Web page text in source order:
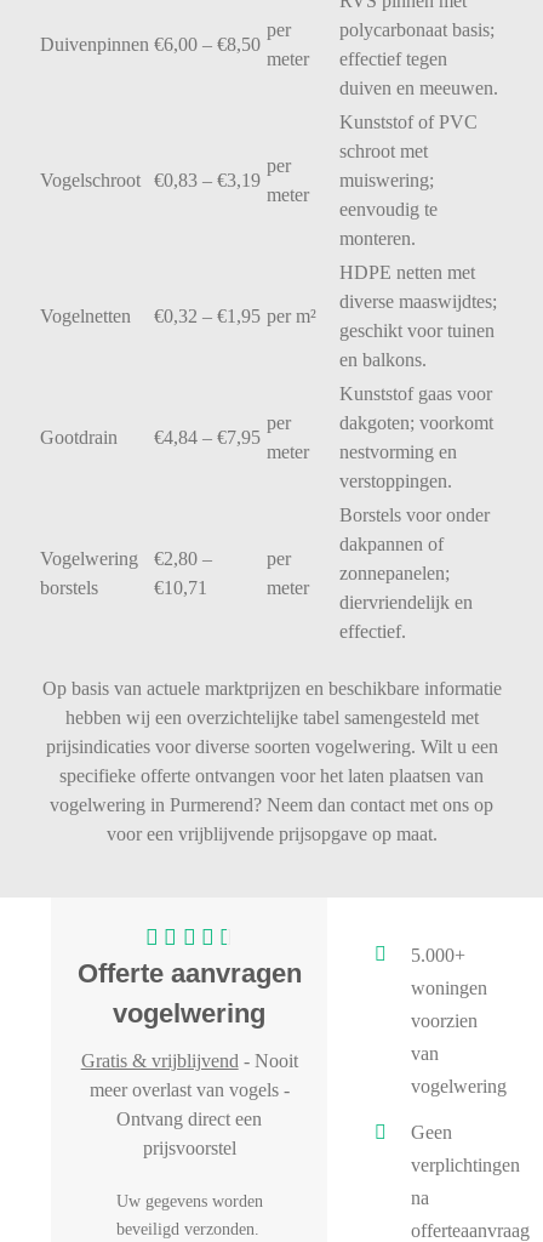
Duivenpinnen €6,00 – €8,50
per
meter
polycarbonaat basis;
effectieftegen
duiven en meeuwen.
Vogelschroot €0,83 – €3,19
per
meter
KunststofofPVC
schroot met
muiswering;
eenvoudig te
monteren.
Vogelnetten €0,32 – €1,95 per m²
HDPE netten met
diverse maaswijdtes;
geschikt voor tuinen
en balkons.
Gootdrain €4,84 – €7,95
per
meter
Kunststof gaas voor
dakgoten; voorkomt
nestvorming en
verstoppingen.
Vogelwering
borstels
€2,80 –
€10,71
per
meter
Borstels voor onder
dakpannen of
zonnepanelen;
diervriendelijk en
effectief.
Op basis van actuele marktprijzen en beschikbare informatie
hebben wij een overzichtelijke tabel samengesteld met
prijsindicaties voor diverse soorten vogelwering. Wilt u een
specifieke offerte ontvangen voor het laten plaatsen van
vogelwering in Purmerend? Neem dan contact met ons op
voor een vrijblijvende prijsopgave op maat.
Offerte aanvragen
vogelwering
Gratis & vrijblijvend - Nooit
meer overlast van vogels -
Ontvang direct een
prijsvoorstel
Uw gegevens worden
beveiligd verzonden.
5.000+
woningen
voorzien
van
vogelwering
Geen
verplichtingen
na
offerteaanvraag